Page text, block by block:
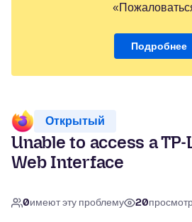
Подробнее
Открытый
Unable to access a
Web Interface
0имеют эту проблему 20